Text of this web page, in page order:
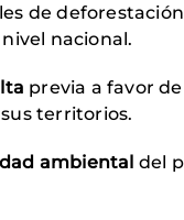
de
nacional.
previa a favor
territorios.
ambiental del